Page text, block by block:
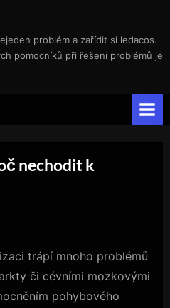
problém a zařídit si ledacos.
pomocníků při řešení problémů je
nechodit k
trápí mnoho problémů
či cévními mozkovými
pohybového